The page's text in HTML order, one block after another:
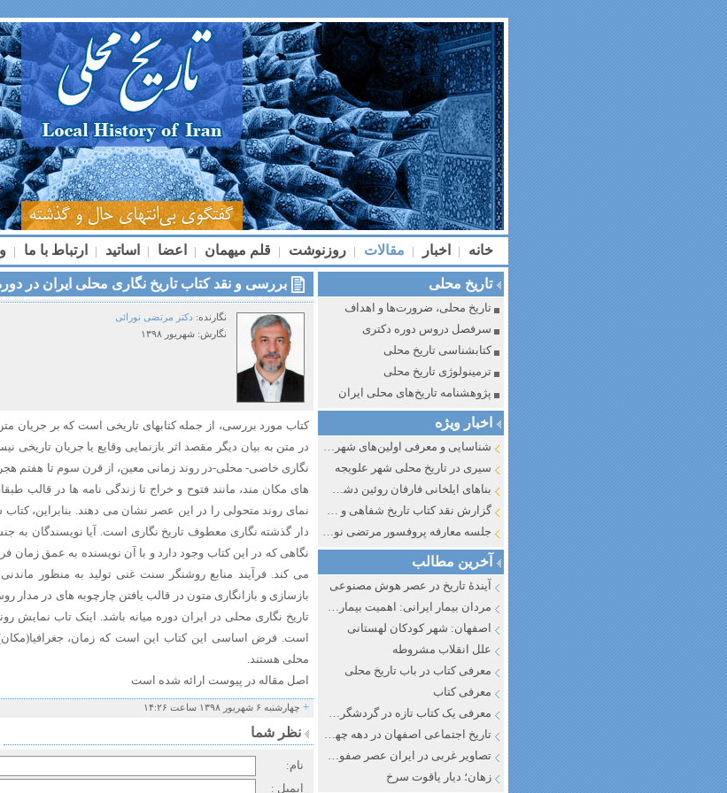
خانه | اخبار | مقالات | روزنوشت | قلم میهمان | اعضا | اساتید | ارتباط با ما |
تاریخ محلی
تاریخ محلی، ضرورت‌ها و اهداف
سرفصل دروس دوره دکتری
کتابشناسی تاریخ محلی
ترمینولوژی تاریخ محلی
پژوهشنامه تاریخ‌های محلی ایران
اخبار ویژه
شناسایی و معرفی اولین‌های شهر مشهد
سیری در تاریخ محلی شهر علویجه
بناهای ایلخانی فارفان روئین دشت اصفهان
گزارش نقد کتاب تاریخ شفاهی و جایگاه آن در تاریخ نگاری معاصر ایران ۱۳۸۵-۱۳۵۸
جلسه معارفه پروفسور مرتضی نورائی در دپارتمان شرق‌شناسی دانشگاه صوفیا، بلغارستان
آخرین مطالب
آیندهٔ تاریخ در عصر هوش مصنوعی
مردان بیمار ایرانی: اهمیت بیماری به عنوان عاملی در تفسیر تاریخ سیاسی ایران جدید
اصفهان: شهر کودکان لهستانی
علل انقلاب مشروطه
معرفی کتاب در باب تاریخ محلی
معرفی کتاب
معرفی یک کتاب تازه در گردشگری اصفهان
تاریخ اجتماعی اصفهان در دهه چهل و پنجاه از نگاه طنز نوروز جمشاد
تصاویر غربی در ایران عصر صفوی و قاجار
زهان؛ دیار یاقوت سرخ
بررسی و نقد کتاب تاریخ نگاری محلی ایران در
نگارنده: دکتر مرتضی نورائی
نگارش: شهریور ۱۳۹۸
کتاب مورد بررسی، از جمله کتابهای تاریخی است که بر جریان
در متن به بیان دیگر مقصد اثر بازنمایی وقایع یا جریان تاریخی
نگاری خاصی- محلی-در روند زمانی معین، از قرن سوم تا هفتم
های مکان مند، مانند فتوح و خراج تا زندگی نامه ها در قالب
نمای روند متحولی را در این عصر نشان می دهند. بنابراین،
دار گذشته نگاری معطوف تاریخ نگاری است. آیا نویسندگان به
نگاهی که در این کتاب وجود دارد و با آن نویسنده به عمق زمان
می کند. فرآیند منابع روشنگر سنت غنی تولید به منظور
بازسازی و بازانگاری متون در قالب یافتن چارچوبه های در
تاریخ نگاری محلی در ایران دوره میانه باشد. اینک تاب نمایش
است. فرض اساسی این کتاب این است که زمان،
محلی هستند.
اصل مقاله در پیوست ارائه شده است
+ چهارشنبه ۶ شهریور ۱۳۹۸ ساعت ۱۴:۲۶
نظر شما
نام:
ایمیل :